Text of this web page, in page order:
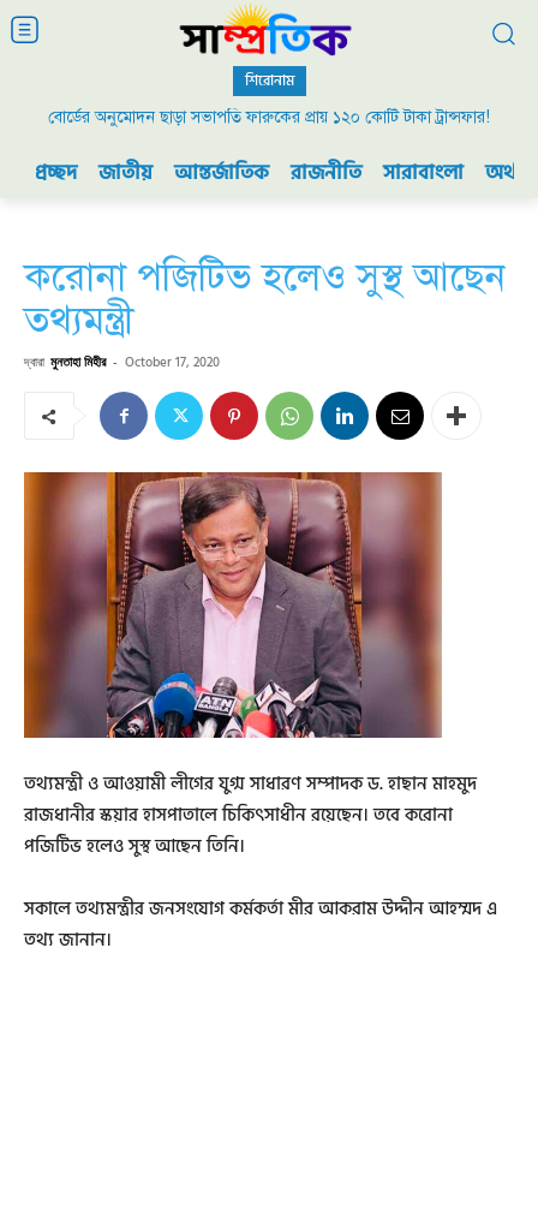
শিরোনাম
বোর্ডের অনুমোদন ছাড়া সভাপতি ফারুকের প্রায় ১২০ কোটি টাকা ট্রান্সফার!
প্রচ্ছদ জাতীয় আন্তর্জাতিক রাজনীতি সারাবাংলা
করোনা পজিটিভ হলেও সুস্থ আছেন
তথ্যমন্ত্রী
দ্বারা মুনতাহা মিহীর - October 17, 2020
তথ্যমন্ত্রী ও আওয়ামী লীগের যুগ্ম সাধারণ সম্পাদক ড. হাছান মাহমুদ
রাজধানীর স্কয়ার হাসপাতালে চিকিৎসাধীন রয়েছেন। তবে করোনা
পজিটিভ হলেও সুস্থ আছেন তিনি।
সকালে তথ্যমন্ত্রীর জনসংযোগ কর্মকর্তা মীর আকরাম উদ্দীন আহম্মদ এ
তথ্য জানান।